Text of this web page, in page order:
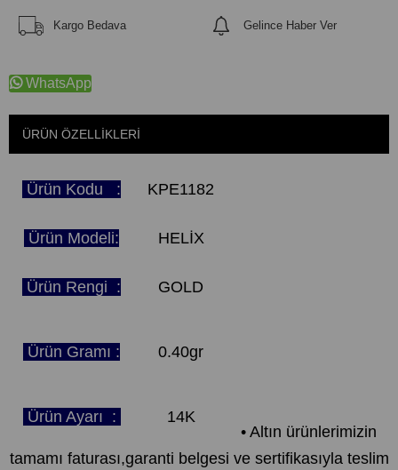
Kargo Bedava Gelince Haber Ver
WhatsApp
ÜRÜN ÖZELLIKLERI
Ürün Kodu : KPE1182
Ürün Modeli: HELİX
Ürün Rengi : GOLD
Ürün Gramı : 0.40gr
Ürün Ayarı :
14K
• Altın ürünlerimizin
tamamı faturası,garanti belgesi ve sertifikasıyla teslim